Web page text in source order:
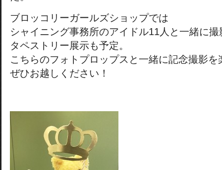
ブロッコリーガールズショップでは
シャイニング事務所のアイドル11人と一緒に
タペストリー展示も予定。
こちらのフォトプロップスと一緒に記念撮影を
ぜひお越しください！